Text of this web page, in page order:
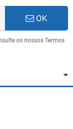
OK
os nossos Termos